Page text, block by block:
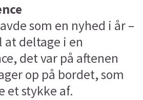
som en nyhed i år –
deltage i en
det var på aftenen
op på bordet, som
et stykke af.